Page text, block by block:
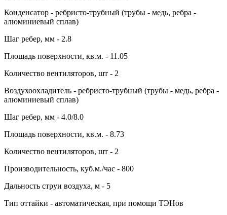
Конденсатор - ребристо-трубный (трубы - медь, ребра -
алюминиевый сплав)
Шаг ребер, мм - 2.8
Площадь поверхности, кв.м. - 11.05
Количество вентиляторов, шт - 2
Воздухоохладитель - ребристо-трубный (трубы - медь, ребра -
алюминиевый сплав)
Шаг ребер, мм - 4.0/8.0
Площадь поверхности, кв.м. - 8.73
Количество вентиляторов, шт - 2
Производительность, куб.м./час - 800
Дальность струи воздуха, м - 5
Тип оттайки - автоматическая, при помощи ТЭНов